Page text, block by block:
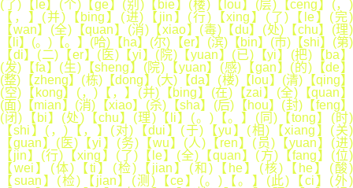
(了)【le】(个)【ge】(别)【bie】(楼)【lou】(层)【ceng】(，)
【，】(并)【bing】(进)【jin】(行)【xing】(了)【le】(完)
【wan】(全)【quan】(消)【xiao】(毒)【du】(处)【chu】(理)
【li】(。)【。】(哈)【ha】(尔)【er】(滨)【bin】(市)【shi】(第)
【di】(二)【er】(医)【yi】(院)【yuan】(已)【yi】(把)【ba】
(发)【fa】(生)【sheng】(院)【yuan】(感)【gan】(的)【de】
(整)【zheng】(栋)【dong】(大)【da】(楼)【lou】(清)【qing】
(空)【kong】(，)【，】(并)【bing】(在)【zai】(全)【quan】
(面)【mian】(消)【xiao】(杀)【sha】(后)【hou】(封)【feng】
(闭)【bi】(处)【chu】(理)【li】(。)【。】(同)【tong】(时)
【shi】(，)【，】(对)【dui】(于)【yu】(相)【xiang】(关)
【guan】(医)【yi】(务)【wu】(人)【ren】(员)【yuan】(进)
【jin】(行)【xing】(了)【le】(全)【quan】(方)【fang】(位)
【wei】(体)【ti】(检)【jian】(和)【he】(核)【he】(酸)
【suan】(检)【jian】(测)【ce】(。)【。】(此)【ci】(外)